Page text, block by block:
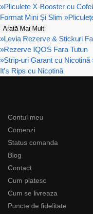
»Pliculețe X-Booster cu
Format Mini Și Slim »
Arată Mai Mult
»Levia Rezerve & Stickuri
»Rezerve IQOS Fara Tutun
»Strip-uri Garant cu Nicotină
It's Rips cu Nicotină
Contul meu
Comenzi
Status comanda
Blog
Contact
Cum platesc
Cum se livreaza
Puncte de fidelitate